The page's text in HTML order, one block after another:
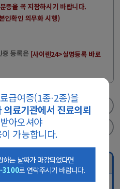
급여증(1종∙2종)을
의료기관에서 진료의뢰
아오셔야
가능합니다.
하는 날짜가 마감되었다면
3100로 연락주시기 바랍니다.
증을 꼭 지참하시기 바랍니다.
인확인 의무화 시행)
등록은 [사이렌24>실명등록 바로
2단계 실명인증
4단계
의료진 검색